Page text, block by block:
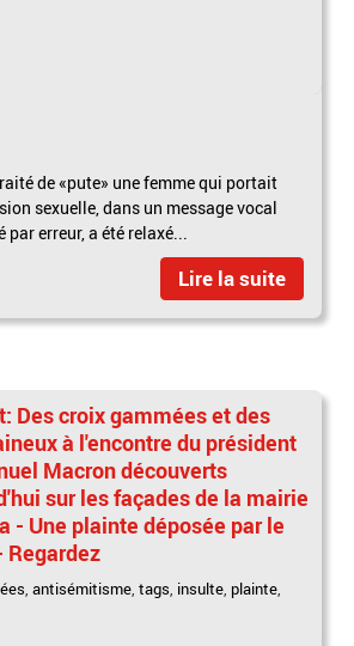
de «pute» une femme qui portait
sexuelle, dans un message vocal
erreur, a été relaxé...
Lire la suite
Des croix gammées et des
à l'encontre du président
Macron découverts
sur les façades de la mairie
- Une plainte déposée par le
Regardez
,antisémitisme,tags, insulte, plainte,